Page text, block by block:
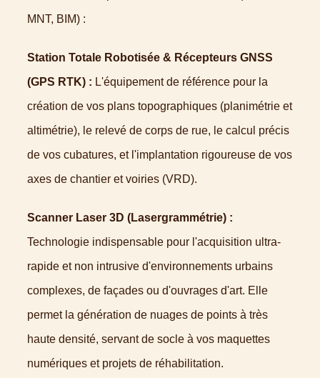
MNT, BIM) :
Station Totale Robotisée & Récepteurs GNSS
(GPS RTK) : L'équipement de référence pour la
création de vos plans topographiques (planimétrie et
altimétrie), le relevé de corps de rue, le calcul précis
de vos cubatures, et l'implantation rigoureuse de vos
axes de chantier et voiries (VRD).
Scanner Laser 3D (Lasergrammétrie) :
Technologie indispensable pour l'acquisition ultra-
rapide et non intrusive d'environnements urbains
complexes, de façades ou d'ouvrages d'art. Elle
permet la génération de nuages de points à très
haute densité, servant de socle à vos maquettes
numériques et projets de réhabilitation.